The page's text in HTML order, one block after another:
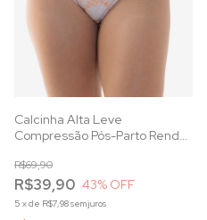
Calcinha Alta Leve
Compressão Pós-Parto Renda
R$39,90
R$69,90
43% OFF
5 xde R$7,98sem juros